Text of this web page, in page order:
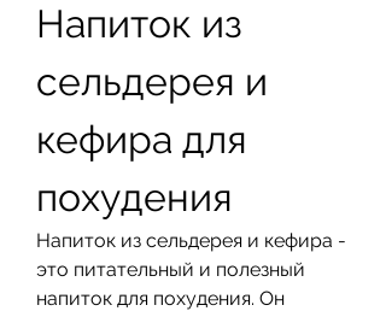
Напиток из
сельдерея и
кефира для
похудения
Напиток из сельдерея и кефира -
это питательный и полезный
напиток для похудения. Он